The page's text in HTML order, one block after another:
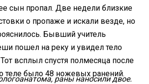
сын пропал. Две недели близкие
о пропаже и искали везде, но
Бывший учитель
пошел на реку и увидел тело
всплыл спустя полмесяца после
теле было 48 ножевых ранений.
раны наносили двое.